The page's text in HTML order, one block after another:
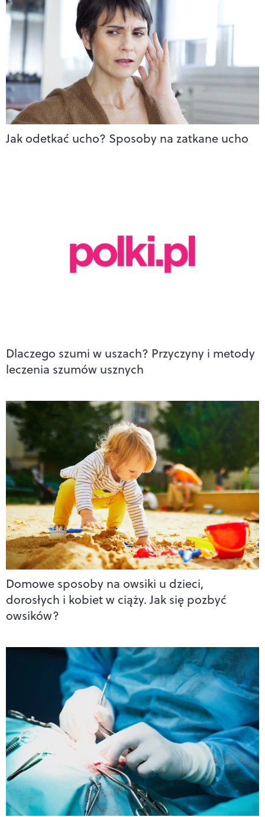
Jak odetkać ucho? Sposoby na zatkane ucho
Dlaczego szumi w uszach? Przyczyny i metody
leczenia szumów usznych
Domowe sposoby na owsiki u dzieci,
dorosłych i kobiet w ciąży. Jak się pozbyć
owsików?